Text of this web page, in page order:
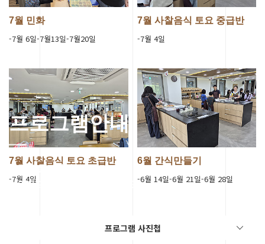
프로그램안내
세종 전통문화체험관의
다양한 프로그램을 체험해보세요.
프로그램 사진첩
7월 민화
-7월 6일-7월13일-7월20일
7월 사찰음식 토요 중급반
-7월 4일
7월 사찰음식 토요 초급반
-7월 4일
6월 간식만들기
-6월 14일-6월 21일-6월 28일
2 3 4